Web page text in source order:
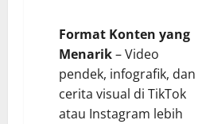
Format Konten yang
Menarik– Video
pendek, infografik, dan
cerita visual di TikTok
atau Instagram lebih